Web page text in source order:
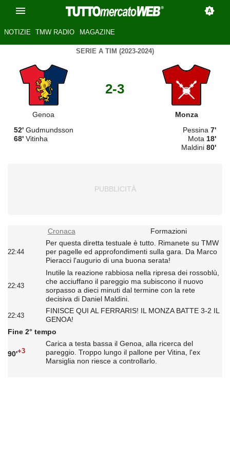
NOTIZIE TMW RADIO MAGAZINE
SERIE A TIM (2023-2024)
Genoa
2-3
Monza
52' Gudmundsson
68' Vitinha
Pessina 7'
Mota 18'
Maldini 80'
Cronaca Formazioni
22:44
Per questa diretta testuale è tutto. Rimanete su TMW
per pagelle ed approfondimenti sulla gara. Da Marco
Pieracci l'augurio di una buona serata!
22:43
Inutile la reazione rabbiosa nella ripresa dei rossoblù,
che acciuffano il pareggio ma subiscono il nuovo
sorpasso a dieci minuti dal termine con la rete
decisiva di Daniel Maldini.
22:43
FINISCE QUI AL FERRARIS! IL MONZA BATTE 3-2 IL
GENOA!
Fine 2° tempo
90'+3
Carica a testa bassa il Genoa, alla ricerca del
pareggio. Troppo lungo il pallone per Vitina, l'ex
Marsiglia non riesce a controllarlo.